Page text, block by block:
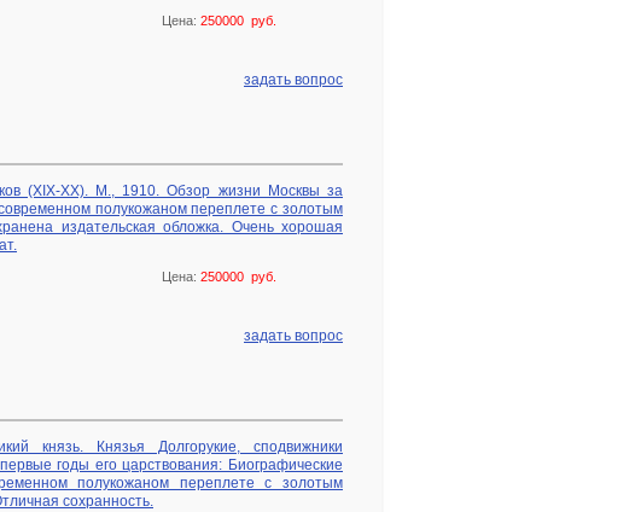
Цена: 250000 руб.
задать вопрос
(XIX-XX). М., 1910. Обзор жизни Москвы за
полукожаном переплете с золотым
издательская обложка. Очень хорошая
Цена: 250000 руб.
задать вопрос
князь. Князья Долгорукие, сподвижники
годы его царствования: Биографические
полукожаном переплете с золотым
сохранность.